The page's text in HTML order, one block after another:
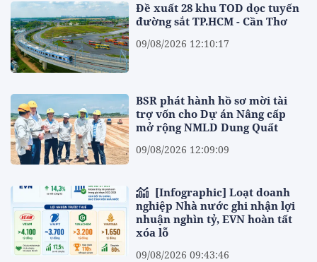
Đề xuất 28 khu TOD dọc tuyến
đường sắt TP.HCM - Cần Thơ
09/08/2026 12:10:17
BSR phát hành hồ sơ mời tài
trợ vốn cho Dự án Nâng cấp
mở rộng NMLD Dung Quất
09/08/2026 12:09:09
nghiệp Nhà nước ghi nhận lợi
nhuận nghìn tỷ, EVN hoàn tất
xóa lỗ
09/08/2026 09:43:46